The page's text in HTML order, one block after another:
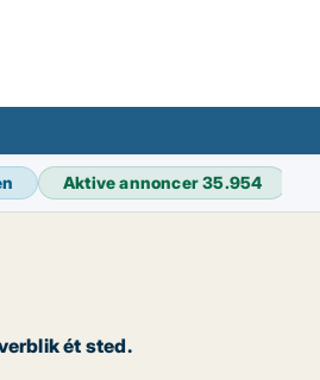
Aktive annoncer35.954
ét sted.